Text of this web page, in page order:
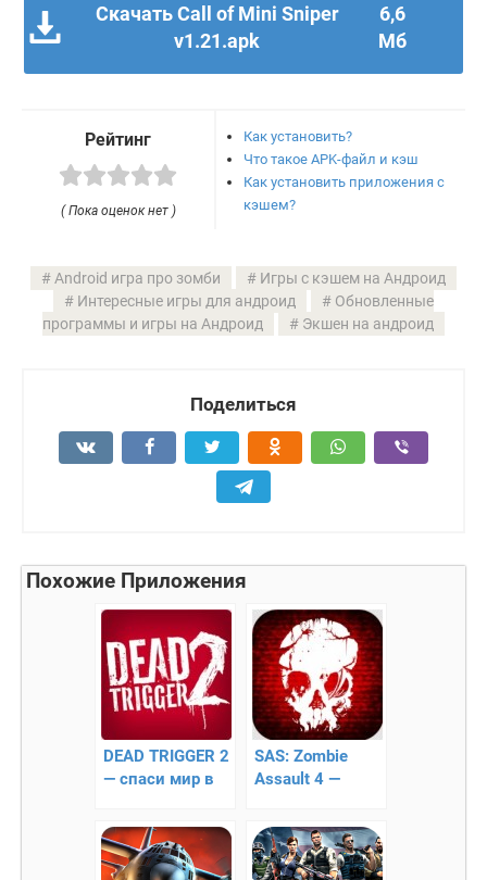
Скачать Call of Mini Sniper
v1.21.apk
6,6
Мб
Рейтинг
( Пока оценок нет )
Как установить?
Что такое APK-файл и кэш
Как установить приложения с
кэшем?
Android игра про зомби
Игры с кэшем на Андроид
Интересные игры для андроид
Обновленные
программы и игры на Андроид
Экшен на андроид
Поделиться
Похожие Приложения
DEAD TRIGGER 2
— спаси мир в
шутере!
SAS: Zombie
Assault 4 —
двухстиковый
шутер